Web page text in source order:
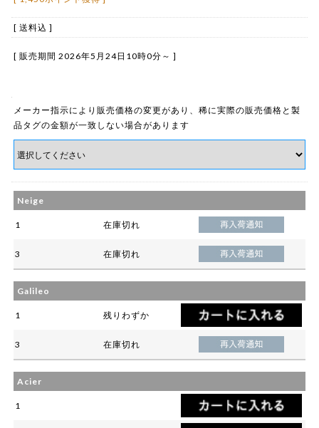
[ 送料込 ]
[ 販売期間 2026年5月24日10時0分 ～ ]
メーカー指示により販売価格の変更があり、稀に実際の販売価格と製
品タグの金額が一致しない場合があります
Neige
1 在庫切れ
3 在庫切れ
Galileo
1 残りわずか
3 在庫切れ
Acier
1